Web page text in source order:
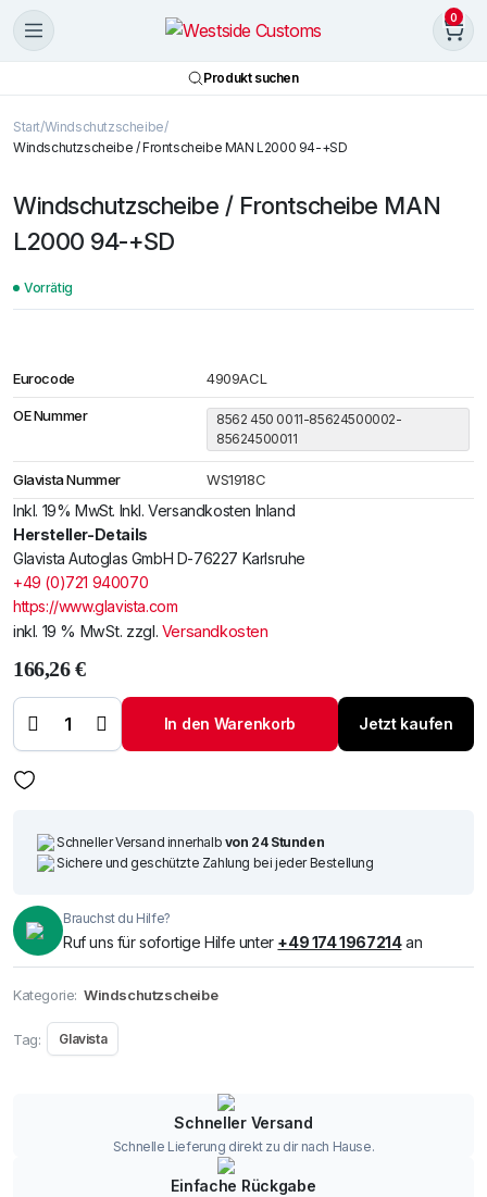
0
Produkt suchen
Start Windschutzscheibe
Windschutzscheibe / Frontscheibe MAN L2000 94-+SD
Windschutzscheibe / Frontscheibe MAN
L2000 94-+SD
Vorrätig
Eurocode 4909ACL
OE Nummer
8562 450 0011-85624500002-
85624500011
Glavista Nummer WS1918C
Inkl. 19% MwSt. Inkl. Versandkosten Inland
Hersteller-Details
Glavista Autoglas GmbH D-76227 Karlsruhe
+49 (0)721 940070
https://www.glavista.com
inkl. 19 % MwSt. zzgl. Versandkosten
166,26€
Windschutzscheibe
/ Frontscheibe MAN
L2000 94-+SD
Menge
In den Warenkorb Jetzt kaufen
Schneller Versand innerhalb von 24 Stunden
Sichere und geschützte Zahlung bei jeder Bestellung
Brauchst du Hilfe?
Ruf uns für sofortige Hilfe unter +49 174 1967214an
Kategorie: Windschutzscheibe
Tag: Glavista
Schneller Versand
Schnelle Lieferung direkt zu dir nach Hause.
Einfache Rückgabe